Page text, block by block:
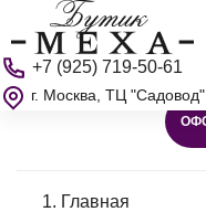
+7 (925) 719-50-61
г. Москва, ТЦ
Главная